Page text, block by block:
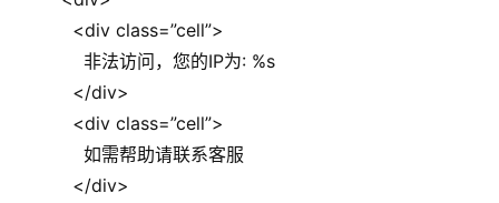
登录
<div class=”cell”>
非法访问，您的IP为: %s
</div>
<div class=”cell”>
如需帮助请联系客服
</div>